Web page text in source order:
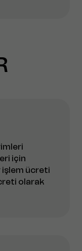
için
işlem ücreti
olarak